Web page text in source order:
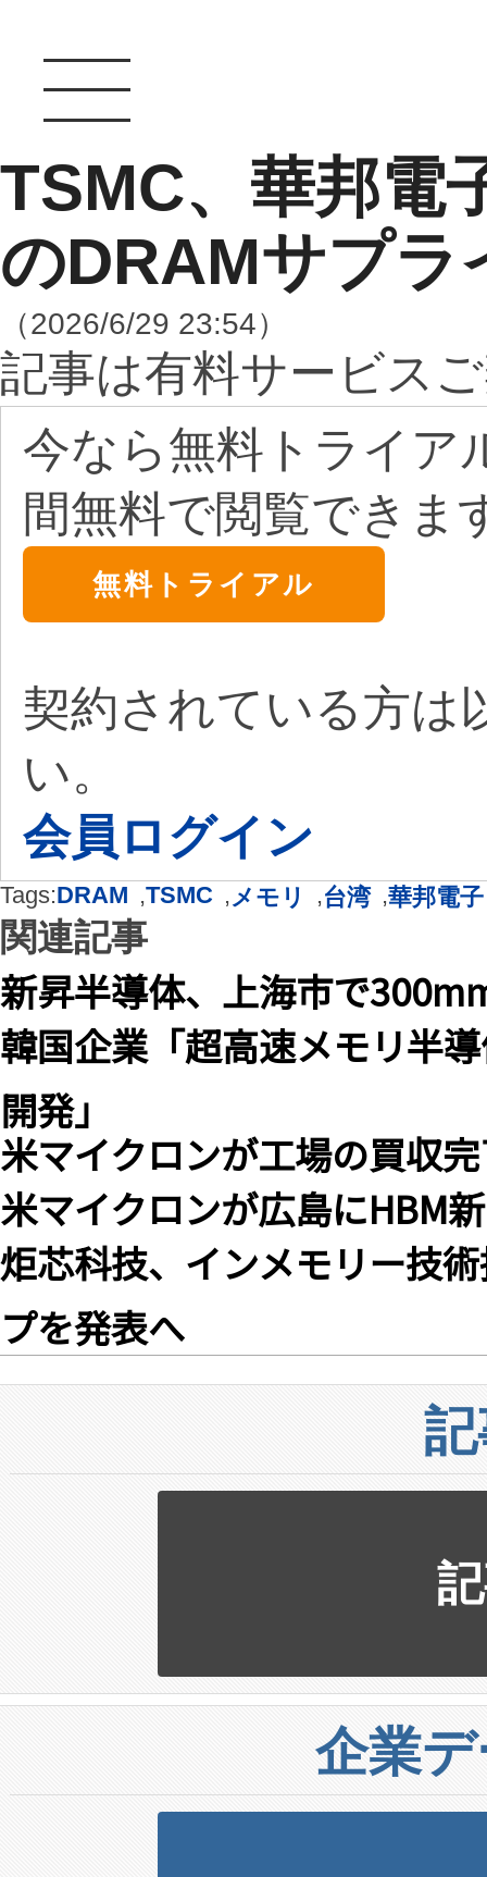
TSMC、華邦電
のDRAMサプラ
（2026/6/29 23:54）
記事は有料サービス
今なら無料トライア
間無料で閲覧できま
無料トライアル
契約されている方は
い。
会員ログイン
Tags:DRAM ,TSMC ,メモリ ,台湾 ,華邦電子
関連記事
新昇半導体、上海市で
韓国企業「超高速メモリ半
開発」
米マイクロンが工場の買収
米マイクロンが広島にHBM
炬芯科技、インメモリー技
プを発表へ
企業